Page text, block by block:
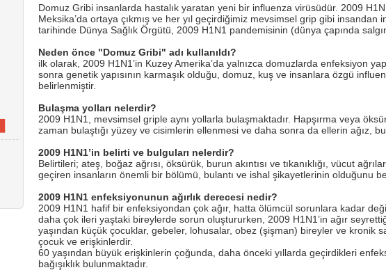
Domuz Gribi insanlarda hastalık yaratan yeni bir influenza virüsüdür. 2009
Meksika’da ortaya çıkmış ve her yıl geçirdiğimiz mevsimsel grip gibi insandan
tarihinde Dünya Sağlık Örgütü, 2009 H1N1 pandemisinin (dünya çapında salgın)
Neden önce "Domuz Gribi" adı kullanıldı?
ilk olarak, 2009 H1N1’in Kuzey Amerika’da yalnızca domuzlarda enfeksiyon
sonra genetik yapısının karmaşık olduğu, domuz, kuş ve insanlara özgü
belirlenmiştir.
Bulaşma yolları nelerdir?
2009 H1N1, mevsimsel griple aynı yollarla bulaşmaktadır. Hapşırma veya
zaman bulaştığı yüzey ve cisimlerin ellenmesi ve daha sonra da ellerin ağız,
2009 H1N1’in belirti ve bulguları nelerdir?
Belirtileri; ateş, boğaz ağrısı, öksürük, burun akıntısı ve tıkanıklığı, vücut
geçiren insanların önemli bir bölümü, bulantı ve ishal şikayetlerinin olduğunu
2009 H1N1 enfeksiyonunun ağırlık derecesi nedir?
2009 H1N1 hafif bir enfeksiyondan çok ağır, hatta ölümcül sorunlara kadar
daha çok ileri yaştaki bireylerde sorun oluştururken, 2009 H1N1’in ağır
yaşından küçük çocuklar, gebeler, lohusalar, obez (şişman) bireyler ve kronik
çocuk ve erişkinlerdir.
60 yaşından büyük erişkinlerin çoğunda, daha önceki yıllarda geçirdikleri
bağışıklık bulunmaktadır.